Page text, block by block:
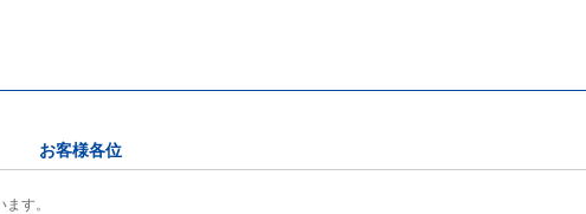
お客様各位
す。